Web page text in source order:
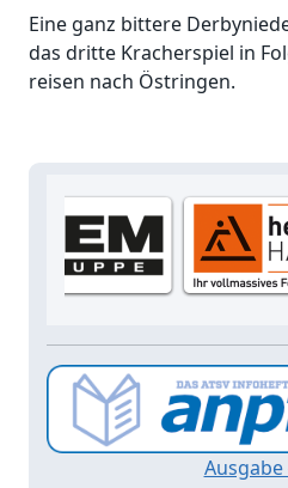
Eine ganz bittere
das dritte Kracherspiel in
reisen nach Östringen.
Ausgabe